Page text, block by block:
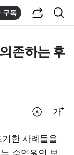
구독
존하는 후
한 사례들을
수억원인 보